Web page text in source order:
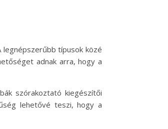
legnépszerűbb típusok közé
adnak arra, hogy a
szórakoztató kiegészítői
lehetővé teszi, hogy a